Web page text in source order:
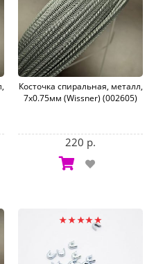
Косточка спиральная, металл,
7х0.75мм (Wissner) (002605)
220 р.